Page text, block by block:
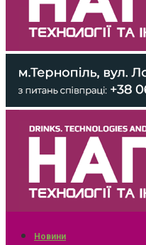
Новини